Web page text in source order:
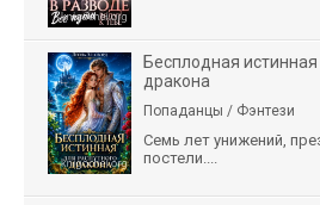
Бесплодная
дракона
Попаданцы / Фэнтези
Семь лет унижений,
постели....